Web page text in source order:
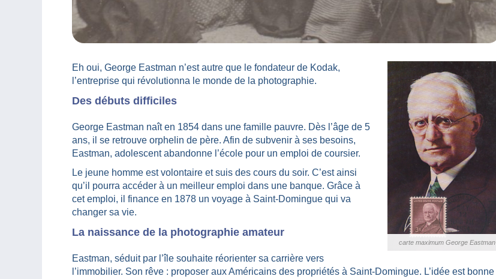
carte maximum George Eastman
Eh oui, George Eastman n’est autre que le fondateur de Kodak,
l’entreprise qui révolutionna le monde de la photographie.
Des débuts difficiles
George Eastman naît en 1854 dans une famille pauvre. Dès l’âge de 5
ans, il se retrouve orphelin de père. Afin de subvenir à ses besoins,
Eastman, adolescent abandonne l’école pour un emploi de coursier.
Le jeune homme est volontaire et suis des cours du soir. C’est ainsi
qu’il pourra accéder à un meilleur emploi dans une banque. Grâce à
cet emploi, il finance en 1878 un voyage à Saint-Domingue qui va
changer sa vie.
La naissance de la photographie amateur
Eastman, séduit par l’île souhaite réorienter sa carrière vers
l’immobilier. Son rêve : proposer aux Américains des propriétés à Saint-Domingue. L’idée est bonne